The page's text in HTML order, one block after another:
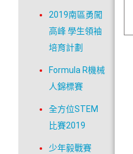
2019南區勇闖
高峰 學生領袖
培育計劃
Formula R機械
人錦標賽
全方位STEM
比賽2019
少年毅戰賽